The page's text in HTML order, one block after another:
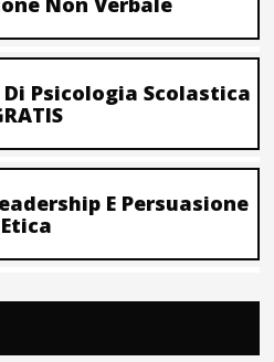
Di Psicologia Scolastica
E Persuasione
Etica